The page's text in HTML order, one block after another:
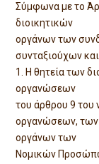
Σύμφωνα με το
διοικητικών
οργάνων των
συνταξιούχων
1. H θητεία των
οργανώσεων
του άρθρου 9 του
οργανώσεων, των
οργάνων των
Νομικών